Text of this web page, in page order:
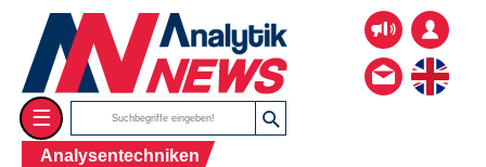
☰
Analysentechniken